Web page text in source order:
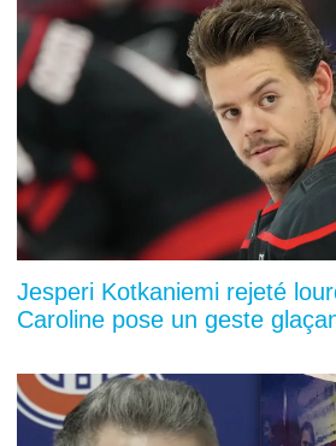
Jesperi Kotkaniemi rejeté
Caroline pose un geste